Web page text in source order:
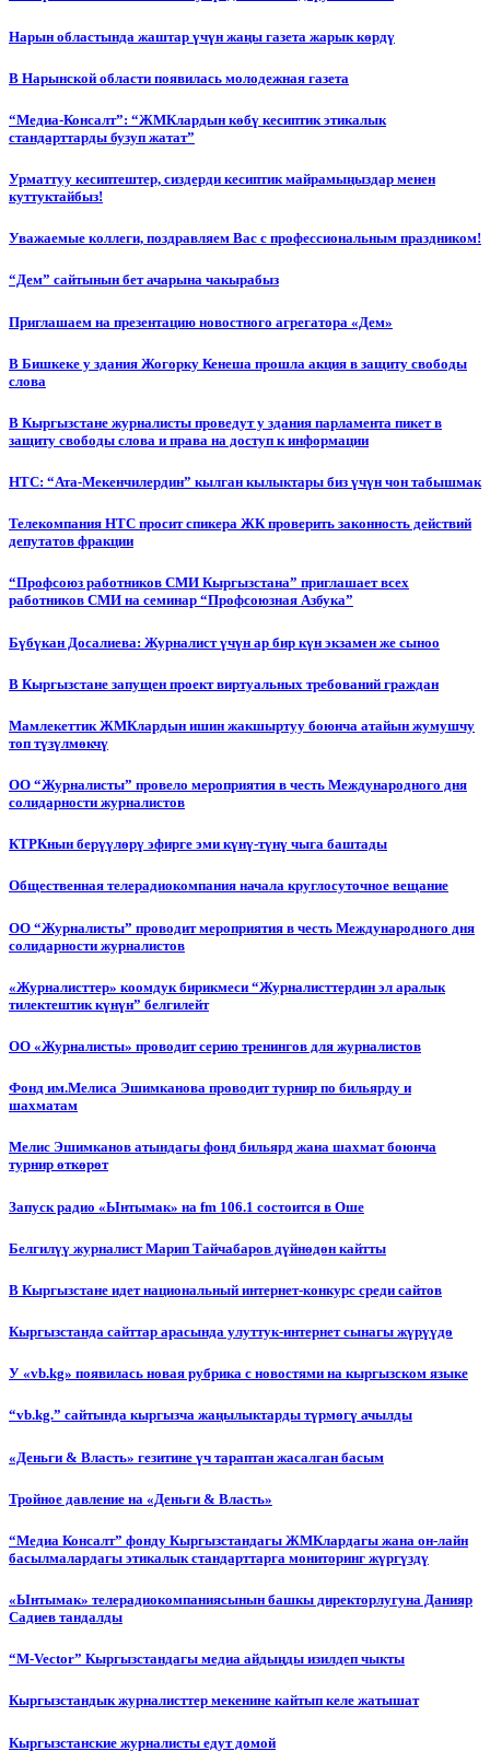
Нарын областында жаштар үчүн жаңы газета жарык көрдү
В Нарынской области появилась молодежная газета
“Медиа-Консалт”: “ЖМКлардын көбү кесиптик этикалык
стандарттарды бузуп жатат”
Урматтуу кесиптештер, сиздерди кесиптик майрамыңыздар менен
куттуктайбыз!
Уважаемые коллеги, поздравляем Вас с профессиональным праздником!
“Дем” сайтынын бет ачарына чакырабыз
Приглашаем на презентацию новостного агрегатора «Дем»
В Бишкеке у здания Жогорку Кенеша прошла акция в защиту свободы
слова
В Кыргызстане журналисты проведут у здания парламента пикет в
защиту свободы слова и права на доступ к информации
НТС: “Ата-Мекенчилердин” кылган кылыктары биз үчүн чон табышмак
Телекомпания НТС просит спикера ЖК проверить законность действий
депутатов фракции
“Профсоюз работников СМИ Кыргызстана” приглашает всех
работников СМИ на семинар “Профсоюзная Азбука”
Бүбүкан Досалиева: Журналист үчүн ар бир күн экзамен же сыноо
В Кыргызстане запущен проект виртуальных требований граждан
Мамлекеттик ЖМКлардын ишин жакшыртуу боюнча атайын жумушчу
топ түзүлмөкчү
ОО “Журналисты” провело мероприятия в честь Международного дня
солидарности журналистов
КТРКнын берүүлөрү эфирге эми күнү-түнү чыга баштады
Общественная телерадиокомпания начала круглосуточное вещание
ОО “Журналисты” проводит мероприятия в честь Международного дня
солидарности журналистов
«Журналисттер» коомдук бирикмеси “Журналисттердин эл аралык
тилектештик күнүн” белгилейт
ОО «Журналисты» проводит серию тренингов для журналистов
Фонд им.Мелиса Эшимканова проводит турнир по бильярду и
шахматам
Мелис Эшимканов атындагы фонд бильярд жана шахмат боюнча
турнир өткөрөт
Запуск радио «Ынтымак» на fm 106.1 состоится в Оше
Белгилүү журналист Марип Тайчабаров дүйнөдөн кайтты
В Кыргызстане идет национальный интернет-конкурс среди сайтов
Кыргызстанда сайттар арасында улуттук-интернет сынагы жүрүүдө
У «vb.kg» появилась новая рубрика с новостями на кыргызском языке
“vb.kg.” сайтында кыргызча жаңылыктарды түрмөгү ачылды
«Деньги & Власть» гезитине үч тараптан жасалган басым
Тройное давление на «Деньги & Власть»
“Медиа Консалт” фонду Кыргызстандагы ЖМКлардагы жана он-лайн
басылмалардагы этикалык стандарттарга мониторинг жүргүздү
«Ынтымак» телерадиокомпаниясынын башкы директорлугуна Данияр
Садиев тандалды
“М-Vector” Кыргызстандагы медиа айдыңды изилдеп чыкты
Кыргызстандык журналисттер мекенине кайтып келе жатышат
Кыргызстанские журналисты едут домой